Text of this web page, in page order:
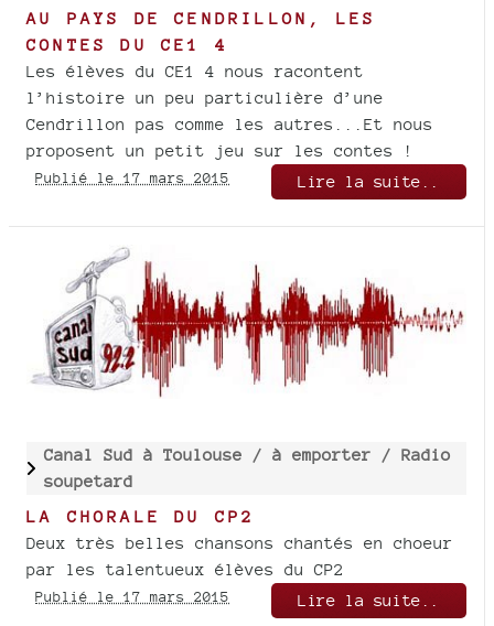
AU PAYS DE CENDRILLON, LES
CONTES DU CE1 4
Les élèves du CE1 4 nous racontent
l’histoire un peu particulière d’une
Cendrillon pas comme les autres...Et nous
proposent un petit jeu sur les contes !
Publié le 17 mars 2015 Lire la suite..
Canal Sud à Toulouse / à emporter / Radio
soupetard
LA CHORALE DU CP2
Deux très belles chansons chantés en choeur
par les talentueux élèves du CP2
Publié le 17 mars 2015 Lire la suite..